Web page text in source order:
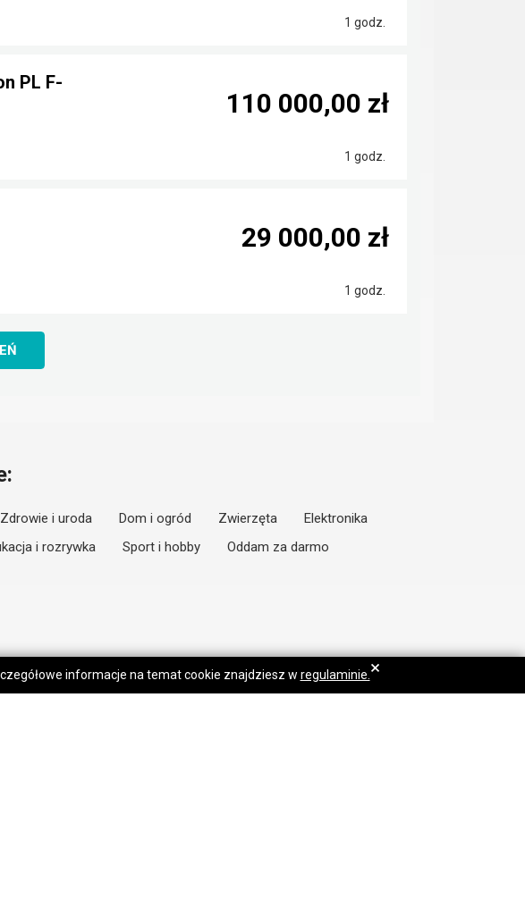
1 godz.
PL F-
1 godz.
110 000,00 zł
1 godz.
29 000,00 zł
Zdrowie i uroda Dom i ogród Zwierzęta
Elektronika
i rozrywka Sport i hobby
Oddam za darmo
informacje na temat cookie znajdziesz w regulaminie. ×